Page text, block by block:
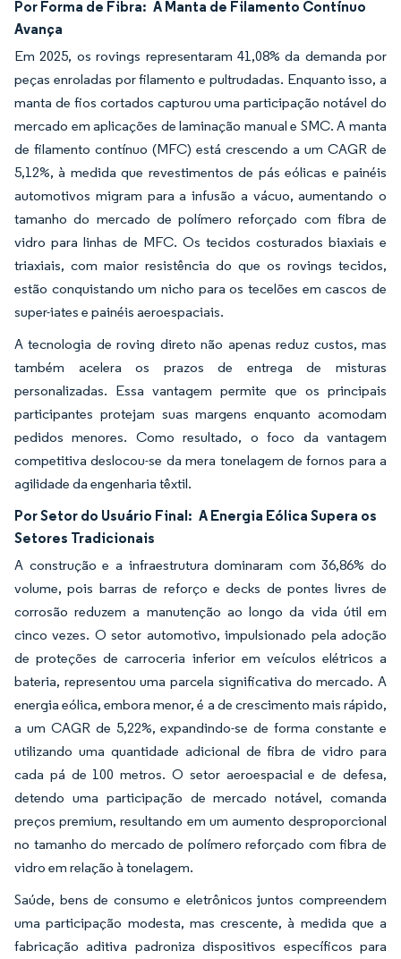
Por Forma de Fibra: A Manta de Filamento Contínuo
Avança
Em 2025, os rovings representaram 41,08% da demanda por
peças enroladas por filamento e pultrudadas. Enquanto isso, a
manta de fios cortados capturou uma participação notável do
mercado em aplicações de laminação manual e SMC. A manta
de filamento contínuo (MFC) está crescendo a um CAGR de
5,12%, à medida que revestimentos de pás eólicas e painéis
automotivos migram para a infusão a vácuo, aumentando o
tamanho do mercado de polímero reforçado com fibra de
vidro para linhas de MFC. Os tecidos costurados biaxiais e
triaxiais, com maior resistência do que os rovings tecidos,
estão conquistando um nicho para os tecelões em cascos de
super-iates e painéis aeroespaciais.
A tecnologia de roving direto não apenas reduz custos, mas
também acelera os prazos de entrega de misturas
personalizadas. Essa vantagem permite que os principais
participantes protejam suas margens enquanto acomodam
pedidos menores. Como resultado, o foco da vantagem
competitiva deslocou-se da mera tonelagem de fornos para a
agilidade da engenharia têxtil.
Por Setor do Usuário Final: A Energia Eólica Supera os
Setores Tradicionais
A construção e a infraestrutura dominaram com 36,86% do
volume, pois barras de reforço e decks de pontes livres de
corrosão reduzem a manutenção ao longo da vida útil em
cinco vezes. O setor automotivo, impulsionado pela adoção
de proteções de carroceria inferior em veículos elétricos a
bateria, representou uma parcela significativa do mercado. A
energia eólica, embora menor, é a de crescimento mais rápido,
a um CAGR de 5,22%, expandindo-se de forma constante e
utilizando uma quantidade adicional de fibra de vidro para
cada pá de 100 metros. O setor aeroespacial e de defesa,
detendo uma participação de mercado notável, comanda
preços premium, resultando em um aumento desproporcional
no tamanho do mercado de polímero reforçado com fibra de
vidro em relação à tonelagem.
Saúde, bens de consumo e eletrônicos juntos compreendem
uma participação modesta, mas crescente, à medida que a
fabricação aditiva padroniza dispositivos específicos para